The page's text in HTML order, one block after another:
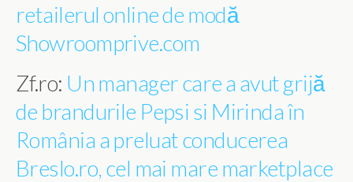
retailerul online de modă
Showroomprive.com
Zf.ro: Un manager care a avut grijă
de brandurile Pepsi si Mirinda în
România a preluat conducerea
Breslo.ro, cel mai mare marketplace